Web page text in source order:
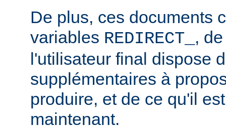
De plus, ces documents
variables REDIRECT_ ,
l'utilisateur final dispose
supplémentaires à
produire, et de ce qu'il
maintenant.